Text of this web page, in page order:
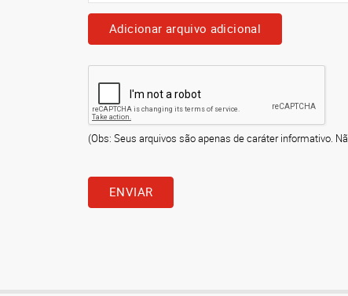
Adicionar arquivo adicional
(Obs: Seus arquivos são apenas de caráter informativo.
ENVIAR